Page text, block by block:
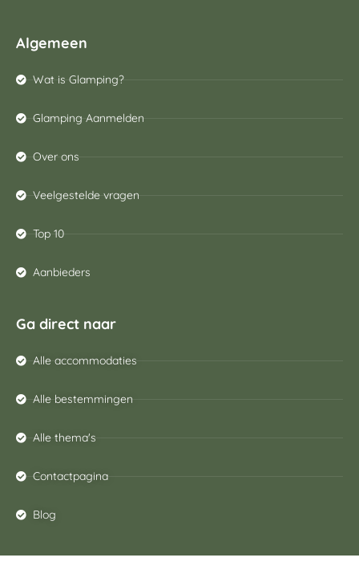
Algemeen
Wat is Glamping?
Glamping Aanmelden
Over ons
Veelgestelde vragen
Top 10
Aanbieders
Ga direct naar
Alle accommodaties
Alle bestemmingen
Alle thema's
Contactpagina
Blog